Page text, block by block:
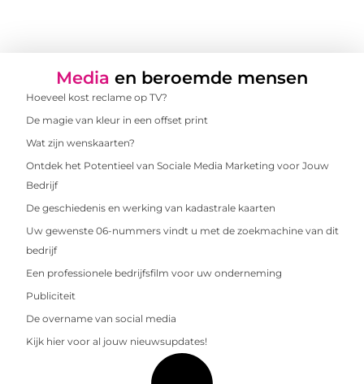
Media en beroemde mensen
Hoeveel kost reclame op TV?
De magie van kleur in een offset print
Wat zijn wenskaarten?
Ontdek het Potentieel van Sociale Media Marketing voor Jouw
Bedrijf
De geschiedenis en werking van kadastrale kaarten
Uw gewenste 06-nummers vindt u met de zoekmachine van dit
bedrijf
Een professionele bedrijfsfilm voor uw onderneming
Publiciteit
De overname van social media
Kijk hier voor al jouw nieuwsupdates!